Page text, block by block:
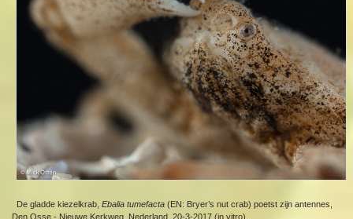
De gladde kiezelkrab,Ebalia tumefacta (EN: Bryer’s nut crab) poetst zijn antennes,
Den Osse - Nieuwe Kerkweg, Nederland, 20-3-2017 (in vitro).